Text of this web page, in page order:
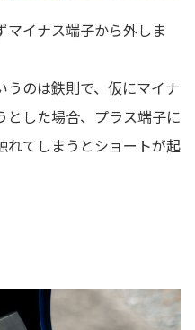
マイナス端子から外しま
のは鉄則で、仮にマイナ
とした場合、プラス端子に
れてしまうとショートが起